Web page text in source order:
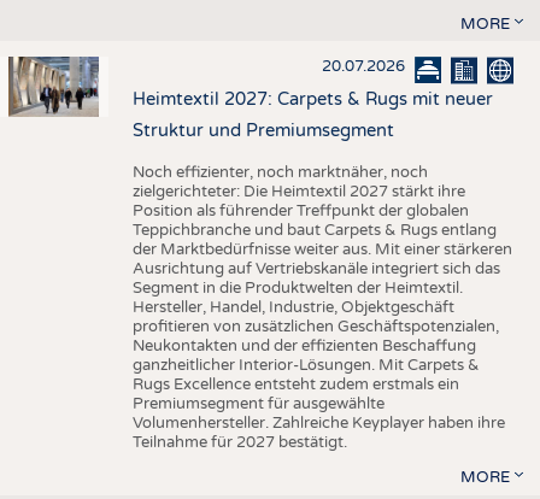
MORE
20.07.2026
Heimtextil 2027: Carpets & Rugs mit neuer
Struktur und Premiumsegment
Noch effizienter, noch marktnäher, noch
zielgerichteter: Die Heimtextil 2027 stärkt ihre
Position als führender Treffpunkt der globalen
Teppichbranche und baut Carpets & Rugs entlang
der Marktbedürfnisse weiter aus. Mit einer stärkeren
Ausrichtung auf Vertriebskanäle integriert sich das
Segment in die Produktwelten der Heimtextil.
Hersteller, Handel, Industrie, Objektgeschäft
profitieren von zusätzlichen Geschäftspotenzialen,
Neukontakten und der effizienten Beschaffung
ganzheitlicher Interior-Lösungen. Mit Carpets &
Rugs Excellence entsteht zudem erstmals ein
Premiumsegment für ausgewählte
Volumenhersteller. Zahlreiche Keyplayer haben ihre
Teilnahme für 2027 bestätigt.
MORE